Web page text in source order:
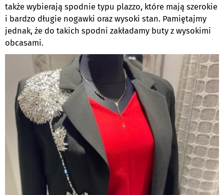
także wybierają spodnie typu plazzo, które mają szerokie
i bardzo długie nogawki oraz wysoki stan. Pamiętajmy
jednak, że do takich spodni zakładamy buty z wysokimi
obcasami.